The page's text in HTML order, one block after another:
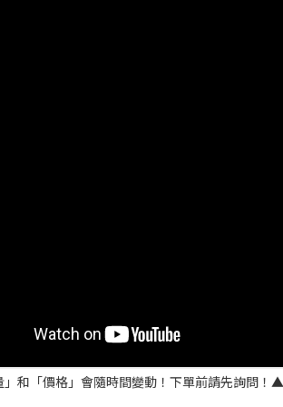
和「價格」會隨時間變動！下單前請先詢問！▲